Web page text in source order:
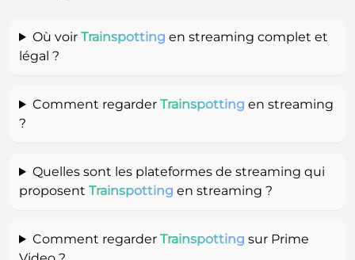
Où voir Trainspotting en streaming complet et
légal ?
Comment regarder Trainspotting en streaming
?
Quelles sont les plateformes de streaming qui
proposent Trainspotting en streaming ?
Comment regarder Trainspotting sur Prime